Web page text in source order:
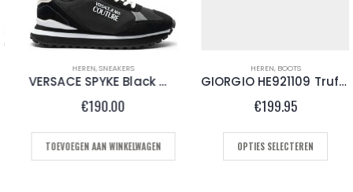
HEREN,SNEAKERS
VERSACE SPYKE Black White
190.00
TOEVOEGEN AAN WINKELWAGEN
HEREN,BOOTS
GIORGIO HE921109 Truffle
199.95
OPTIES SELECTEREN